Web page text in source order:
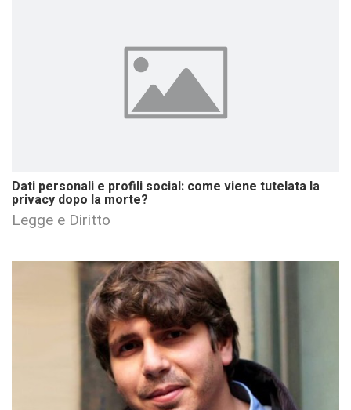
Dati personali e profili social: come viene tutelata la
privacy dopo la morte?
Legge e Diritto